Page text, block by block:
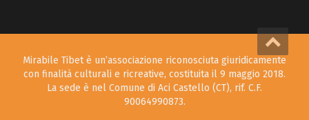
Mirabile Tibet è un’associazione riconosciuta giuridicamente
con finalità culturali e ricreative, costituita il 9 maggio 2018.
La sede è nel Comune di Aci Castello (CT), rif. C.F.
90064990873.